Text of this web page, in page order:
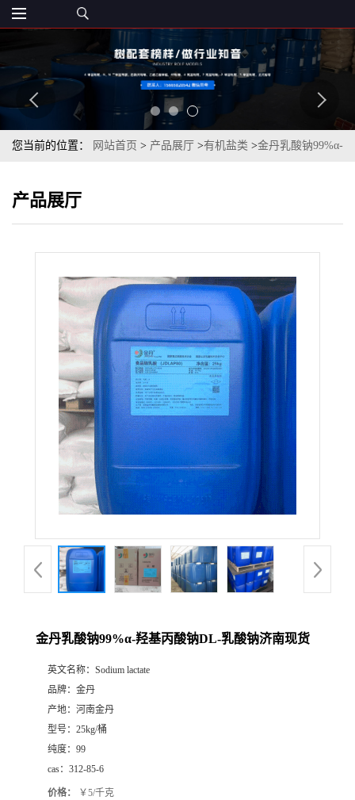
您当前的位置： 网站首页 > 产品展厅 >有机盐类 >金丹乳酸钠99%α-
产品展厅
金丹乳酸钠99%α-羟基丙酸钠DL-乳酸钠济南现货
英文名称： Sodium lactate
品牌： 金丹
产地： 河南金丹
型号： 25kg/桶
纯度： 99
cas： 312-85-6
价格： ￥5/千克